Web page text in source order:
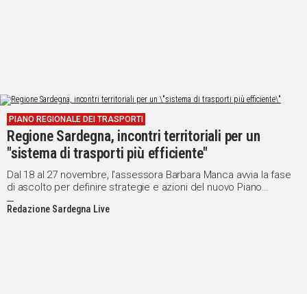
PIANO REGIONALE DEI TRASPORTI
Regione Sardegna, incontri territoriali per un
"sistema di trasporti più efficiente"
Dal 18 al 27 novembre, l'assessora Barbara Manca avvia la fase
di ascolto per definire strategie e azioni del nuovo Piano
Regionale dei Trasporti, coinvolgendo comunità locali e
associazioni
Redazione Sardegna Live